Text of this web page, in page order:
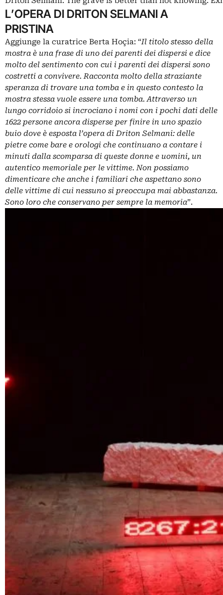
L’OPERA DI DRITON SELMANI A
PRISTINA
Aggiunge la curatrice Berta Hoçia: “Il titolo stesso della
mostra è una frase di uno dei parenti dei dispersi e dice
molto del sentimento con cui i parenti dei dispersi sono
costretti a convivere. Racconta molto della straziante
speranza di trovare una tomba e in questo contesto la
mostra stessa vuole essere una tomba. Attraverso un
lungo corridoio si incrociano i nomi con i pochi dati delle
1622 persone ancora disperse per finire in uno spazio
buio dove è esposta l’opera di Driton Selmani: delle
pietre come bare e orologi che continuano a contare i
minuti dalla scomparsa di queste donne e uomini, un
autentico memoriale per le vittime. Non possiamo
dimenticare che anche i familiari che aspettano sono
delle vittime di cui nessuno si preoccupa mai abbastanza.
Sono loro che conservano per sempre la memoria”.